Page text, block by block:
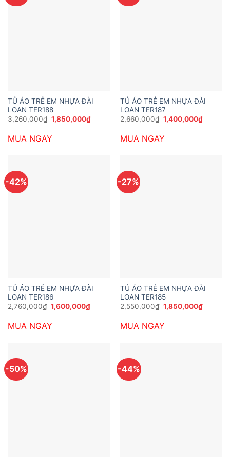
TỦ ÁO TRẺ EM NHỰA ĐÀI
LOAN TER188
3,260,000₫ Giá
gốc
3,260,000₫.
1,850,000₫Giá
hiện
MUA NGAY
TỦ ÁO TRẺ EM NHỰA ĐÀI
LOAN TER187
2,660,000₫ Giá
gốc
2,660,000₫.
1,400,000₫Giá
hiện
MUA NGAY
-42%
TỦ ÁO TRẺ EM NHỰA ĐÀI
LOAN TER186
2,760,000₫ Giá
gốc
2,760,000₫.
1,600,000₫Giá
hiện
MUA NGAY
-27%
TỦ ÁO TRẺ EM NHỰA ĐÀI
LOAN TER185
2,550,000₫ Giá
gốc
2,550,000₫.
1,850,000₫Giá
hiện
MUA NGAY
-50% -44%